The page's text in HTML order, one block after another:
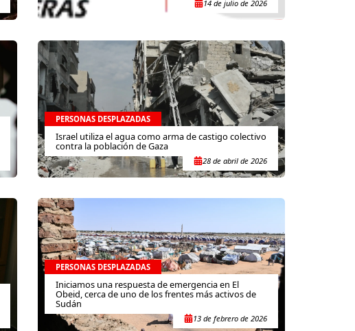
14 de julio de 2026
PERSONAS DESPLAZADAS
Israel utiliza el agua como arma de castigo colectivo
contra la población de Gaza
28 de abril de 2026
PERSONAS DESPLAZADAS
Iniciamos una respuesta de emergencia en El
Obeid, cerca de uno de los frentes más activos de
Sudán
13 de febrero de 2026